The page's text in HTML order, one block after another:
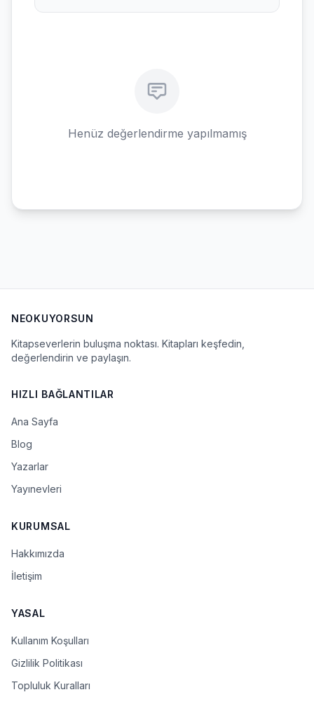
Henüz değerlendirme yapılmamış
NEOKUYORSUN
Kitapseverlerin buluşma noktası. Kitapları keşfedin,
değerlendirin ve paylaşın.
HIZLI BAĞLANTILAR
Ana Sayfa
Blog
Yazarlar
Yayınevleri
KURUMSAL
Hakkımızda
İletişim
YASAL
Kullanım Koşulları
Gizlilik Politikası
Topluluk Kuralları